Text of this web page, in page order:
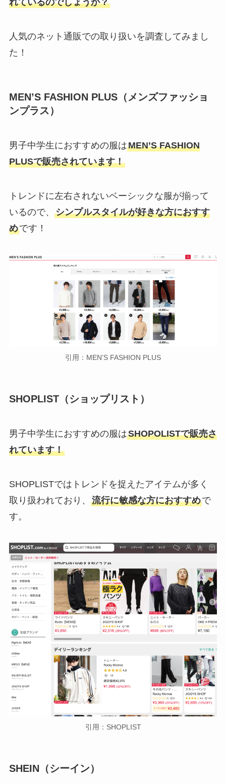
人気のネット通販での取り扱いを調査してみまし
た！
MEN’S FASHION PLUS（メンズファッショ
ンプラス）
男子中学生におすすめの服はMEN’S FASHION
PLUSで販売されています！
トレンドに左右されないベーシックな服が揃って
いるので、 シンプルスタイルが好きな方におすす
めです！
引用：MEN’S FASHION PLUS
SHOPLIST（ショップリスト）
男子中学生におすすめの服はSHOPOLISTで販売さ
れています！
SHOPLISTではトレンドを捉えたアイテムが多く
取り扱われており、 流行に敏感な方におすすめで
す。
引用：SHOPLIST
SHEIN（シーイン）